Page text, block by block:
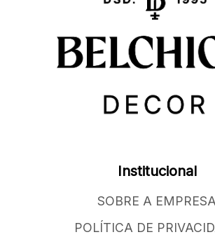
Institucional
SOBRE A EMPRESA
POLÍTICA DE